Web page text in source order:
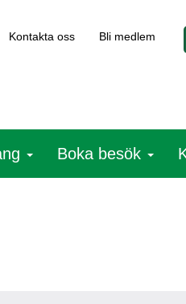
Kontakta oss Bli medlem
Boka besök